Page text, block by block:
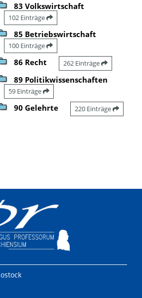
83 Volkswirtschaft
102 Einträge
85 Betriebswirtschaft
100 Einträge
86 Recht 262 Einträge
89 Politikwissenschaften
59 Einträge
90 Gelehrte 220 Einträge